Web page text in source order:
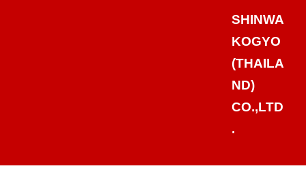
SHINWA
KOGYO
(THAILA
ND)
CO.,LTD
.